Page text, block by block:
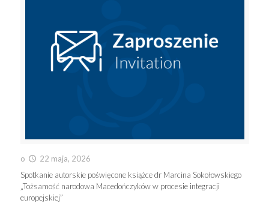
o
22 maja, 2026
Spotkanie autorskie poświęcone książce dr Marcina Sokołowskiego
„Tożsamość narodowa Macedończyków w procesie integracji
europejskiej”